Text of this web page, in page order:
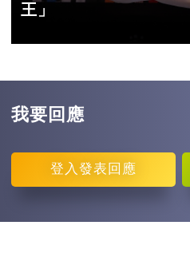
王」
我要回應
登入 發表回應